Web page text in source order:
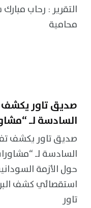
التقرير : رحاب
محامية
صديق تاور يكشف
السادسة لـ
صديق تاور يكشف
السادسة لـ
حول الأزمة
استقصائي كشف
تاور